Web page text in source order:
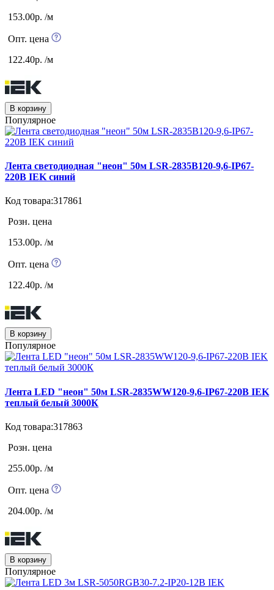
153.00р. /м
Опт. цена
122.40р. /м
В корзину
Популярное
Лента светодиодная "неон" 50м LSR-2835B120-9,6-IP67-
220В IEK синий
Код товара:317861
Розн. цена
153.00р. /м
Опт. цена
122.40р. /м
В корзину
Популярное
Лента LED "неон" 50м LSR-2835WW120-9,6-IP67-220В IEK
теплый белый 3000К
Код товара:317863
Розн. цена
255.00р. /м
Опт. цена
204.00р. /м
В корзину
Популярное